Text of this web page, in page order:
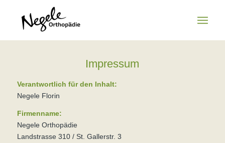
Impressum
Verantwortlich für den Inhalt:
Negele Florin
Firmenname:
Negele Orthopädie
Landstrasse 310 / St. Gallerstr. 3